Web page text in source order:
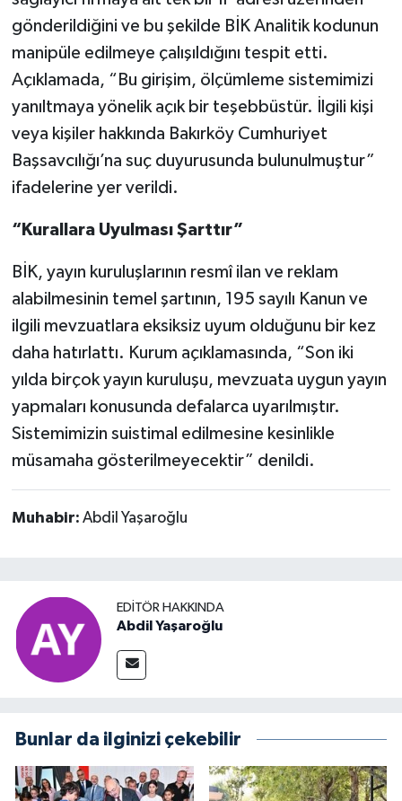
gönderildiğini ve bu şekilde BİK Analitik kodunun
manipüle edilmeye çalışıldığını tespit etti.
Açıklamada, “Bu girişim, ölçümleme sistemimizi
yanıltmaya yönelik açık bir teşebbüstür. İlgili kişi
veya kişiler hakkında Bakırköy Cumhuriyet
Başsavcılığı’na suç duyurusunda bulunulmuştur”
ifadelerine yer verildi.
“Kurallara Uyulması Şarttır”
BİK, yayın kuruluşlarının resmî ilan ve reklam
alabilmesinin temel şartının, 195 sayılı Kanun ve
ilgili mevzuatlara eksiksiz uyum olduğunu bir kez
daha hatırlattı. Kurum açıklamasında, “Son iki
yılda birçok yayın kuruluşu, mevzuata uygun yayın
yapmaları konusunda defalarca uyarılmıştır.
Sistemimizin suistimal edilmesine kesinlikle
müsamaha gösterilmeyecektir” denildi.
Muhabir: Abdil Yaşaroğlu
EDITÖR HAKKINDA
Abdil Yaşaroğlu
Bunlar da ilginizi çekebilir